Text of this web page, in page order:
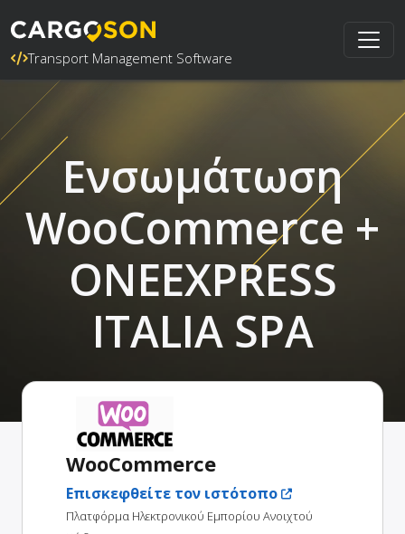
Transport Management Software
Ενσωμάτωση
WooCommerce +
ONEEXPRESS
ITALIA SPA
WooCommerce
Επισκεφθείτε τον ιστότοπο
Πλατφόρμα Ηλεκτρονικού Εμπορίου Ανοιχτού